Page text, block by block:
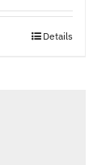
Details